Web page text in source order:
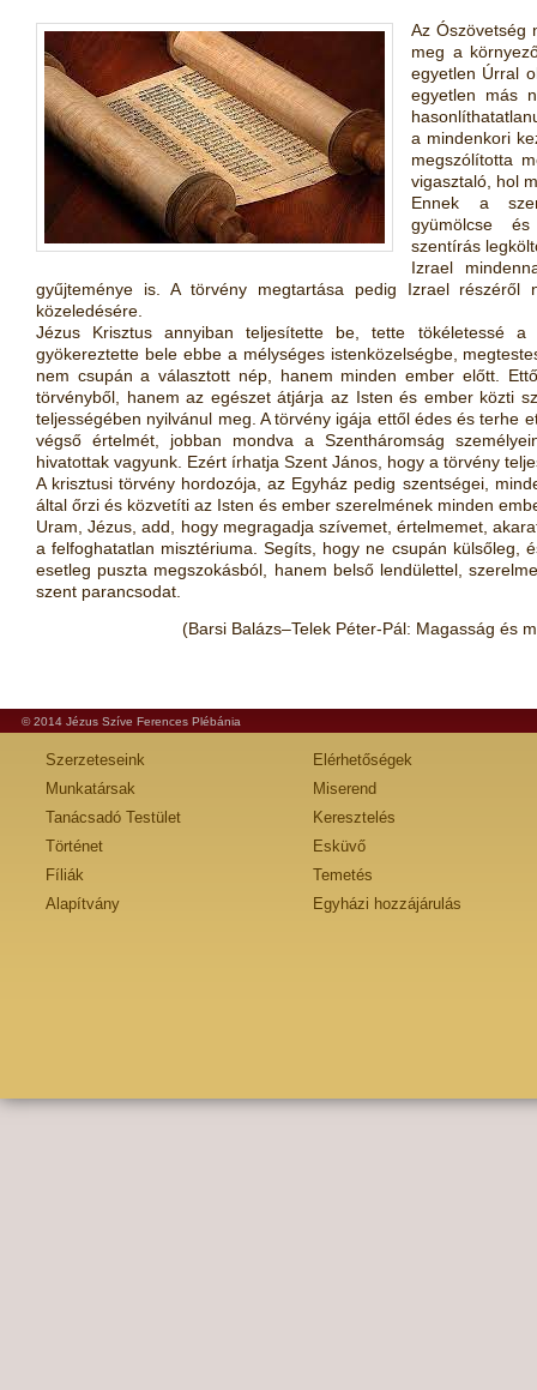
Az Ószövetség
meg a környez
egyetlen Úrral
egyetlen más
a mindenkori
megszólította
vigasztaló, hol
Ennek a
gyümölcse
szentírás legkölt
Izrael
gyűjteménye is. A törvény megtartása pedig Izrael részéről
közeledésére.
Jézus Krisztus annyiban teljesítette be, tette tökéletessé a
gyökereztette bele ebbe a mélységes istenközelségbe,
nem csupán a választott nép, hanem minden ember előtt. Ettő
törvényből, hanem az egészet átjárja az Isten és ember közti
teljességében nyilvánul meg. A törvény igája ettől édes és terhe
végső értelmét, jobban mondva
a Szentháromság
hivatottak vagyunk. Ezért írhatja Szent János, hogy a törvény
A krisztusi törvény hordozója, az Egyház pedig szentségei,
által őrzi és közvetíti az Isten és ember szerelmének minden
Uram, Jézus, add, hogy megragadja szívemet, értelmemet,
a felfoghatatlan misztériuma. Segíts, hogy ne csupán külsőleg,
esetleg puszta megszokásból, hanem belső lendülettel,
szent parancsodat.
(Barsi Balázs–Telek Péter-Pál: Magasság és
© 2014 Jézus Szíve Ferences Plébánia
Szerzeteseink
Munkatársak
Tanácsadó Testület
Történet
Fíliák
Alapítvány
Elérhetőségek
Miserend
Keresztelés
Esküvő
Temetés
Egyházi hozzájárulás